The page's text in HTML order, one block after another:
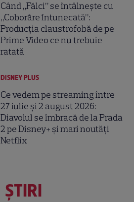
Când „Fălci” se întâlnește cu
„Coborâre întunecată”:
Producția claustrofobă de pe
Prime Video ce nu trebuie
ratată
DISNEY PLUS
Ce vedem pe streaming între
27 iulie și 2 august 2026:
Diavolul se îmbracă de la Prada
2 pe Disney+ și mari noutăți
Netflix
ŞTIRI